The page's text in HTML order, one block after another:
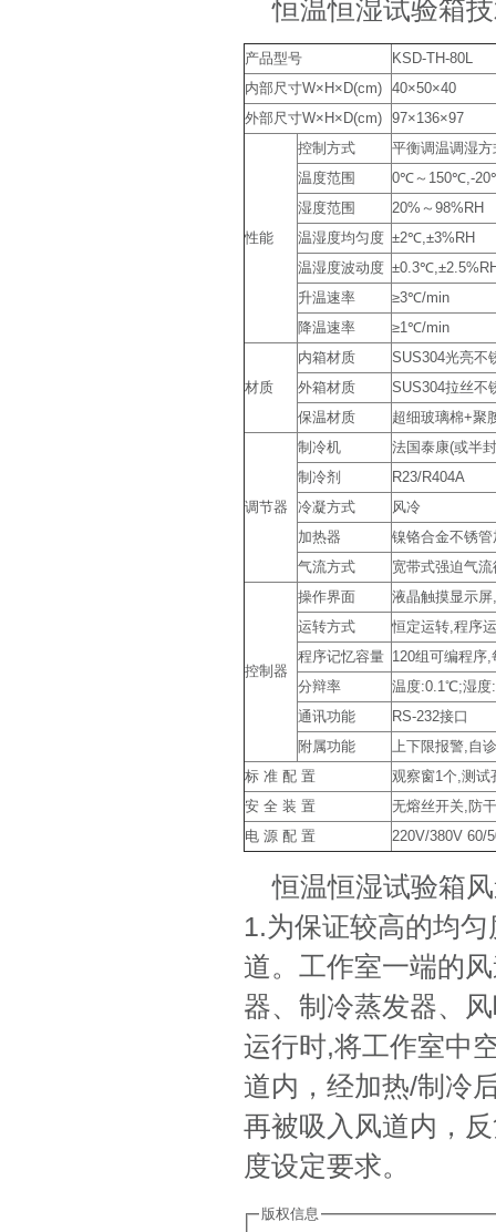
恒温恒湿试验箱
产品型号
KSD-TH-80L
内部尺寸W×H×D(cm) 40×50×40
外部尺寸W×H×D(cm) 97×136×97
性能
控制方式
平衡调温调湿
温度范围
0℃～150℃,-
湿度范围
20%～98%RH
温湿度均匀度 ±2℃,±3%RH
温湿度波动度
升温速率
≥3℃/min
降温速率
≥1℃/min
材质
内箱材质
SUS304光亮不
外箱材质
SUS304拉丝不
保温材质
超细玻璃棉+聚
调节器
制冷机
法国泰康(或半
制冷剂
R23/R404A
冷凝方式
风冷
加热器
镍铬合金不锈管
气流方式
宽带式强迫气
控制器
操作界面
液晶触摸显示
运转方式
恒定运转,程序
程序记忆容量 120组可编程序
分辩率
温度:0.1℃;湿度
通讯功能
RS-232接口
附属功能
上下限报警,自
标 准 配 置
观察窗1个,测试
安 全 装 置
无熔丝开关,防
电 源 配 置
220V/380V 60/
恒温恒湿试验箱
1.为保证较高的均
道。工作室一端的
器、制冷蒸发器、
运行时,将工作室中
道内，经加热/制冷
再被吸入风道内，
度设定要求。
版权信息